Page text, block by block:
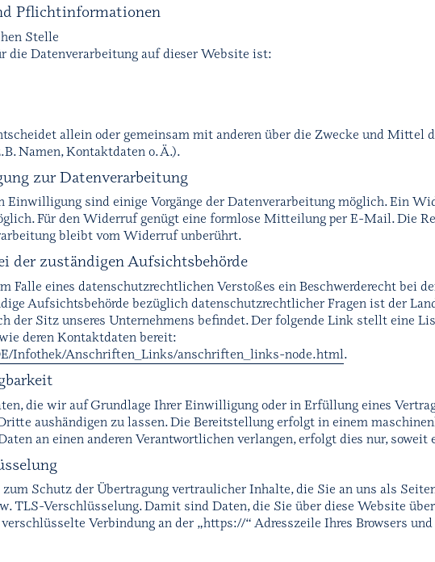
Pflichtinformationen
Stelle
die Datenverarbeitung auf dieser Website ist:
allein oder gemeinsam mit anderen über die Zwecke und Mittel
Namen, Kontaktdaten o. Ä.).
zur Datenverarbeitung
sind einige Vorgänge der Datenverarbeitung möglich. Ein
Für den Widerruf genügt eine formlose Mitteilung per E-Mail. Die
bleibt vom Widerruf unberührt.
der zuständigen Aufsichtsbehörde
Falle eines datenschutzrechtlichen Verstoßes ein Beschwerderecht bei
Aufsichtsbehörde bezüglich datenschutzrechtlicher Fragen ist der
der Sitz unseres Unternehmens befindet. Der folgende Link stellt eine
deren Kontaktdaten bereit:
Infothek/Anschriften_Links/anschriften_links-node.html.
die wir auf Grundlage Ihrer Einwilligung oder in Erfüllung eines
aushändigen zu lassen. Die Bereitstellung erfolgt in einem
an einen anderen Verantwortlichen verlangen, erfolgt dies nur,
Schutz der Übertragung vertraulicher Inhalte, die Sie an uns als
TLS-Verschlüsselung. Damit sind Daten, die Sie über diese Website
Verbindung an der „https://“ Adresszeile Ihres Browsers